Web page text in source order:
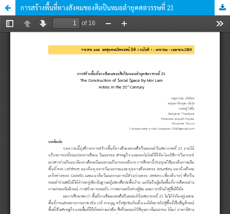
การสร้างพื้นที่ทางสังคมของศิลปินหมอลำยุคศตวรรษที่ 21